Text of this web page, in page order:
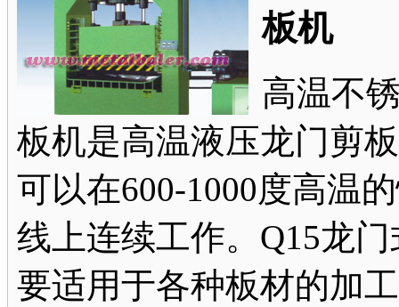
板机
高温不
板机是高温液压龙门剪
可以在600-1000度高温
线上连续工作。Q15龙
要适用于各种板材的加